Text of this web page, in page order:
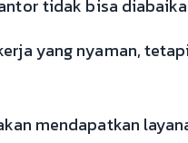
tidak bisa
yang nyaman,
mendapatkan